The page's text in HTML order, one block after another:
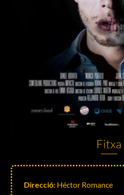
Fitxa
Direcció: Héctor Romance